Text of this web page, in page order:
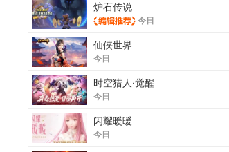
炉石传说
今日
仙侠世界
今日
时空猎人·觉醒
今日
闪耀暖暖
今日